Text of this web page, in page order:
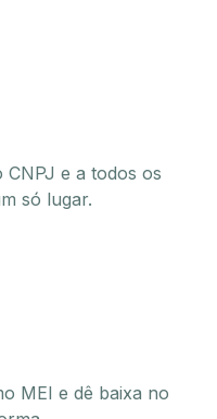
CNPJ e a todos os
só lugar.
MEI e dê baixa no